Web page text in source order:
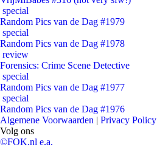
special
Random Pics van de Dag #1979
special
Random Pics van de Dag #1978
review
Forensics: Crime Scene Detective
special
Random Pics van de Dag #1977
special
Random Pics van de Dag #1976
Algemene Voorwaarden | Privacy Policy
Volg ons
©FOK.nl e.a.